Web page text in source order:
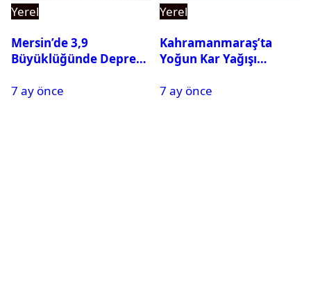
Yerel
Mersin’de 3,9
Büyüklüğünde Deprem
7 ay önce
Yerel
Kahramanmaraş’ta
Yoğun Kar Yağışı
Tatil
7 ay önce